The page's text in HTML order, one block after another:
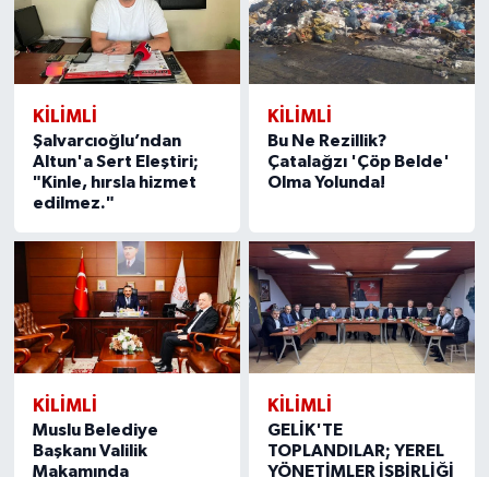
KILIMLI
Şalvarcıoğlu’ndan
Altun'a Sert Eleştiri;
"Kinle, hırsla hizmet
edilmez."
KILIMLI
Bu Ne Rezillik?
Çatalağzı 'Çöp Belde'
Olma Yolunda!
KILIMLI
Muslu Belediye
Başkanı Valilik
Makamında
KILIMLI
GELİK'TE
TOPLANDILAR; YEREL
YÖNETİMLER İŞBİRLİĞİ